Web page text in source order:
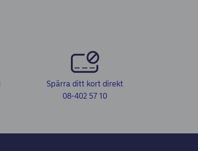
Spärra ditt kort direkt
08-402 57 10